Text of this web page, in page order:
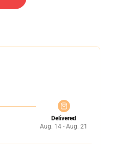
Delivered
Aug. 14 - Aug. 21